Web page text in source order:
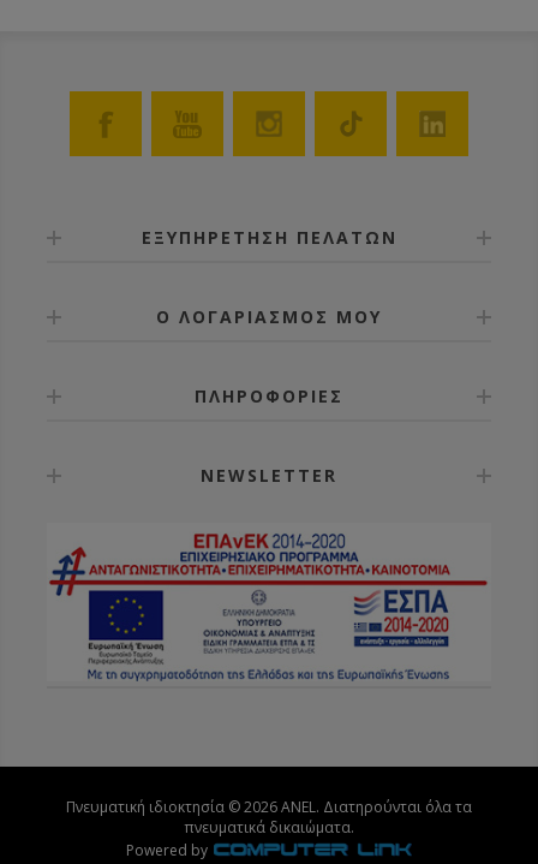
ΕΞΥΠΗΡΕΤΗΣΗ ΠΕΛΑΤΩΝ
Ο ΛΟΓΑΡΙΑΣΜΟΣ ΜΟΥ
ΠΛΗΡΟΦΟΡΙΕΣ
NEWSLETTER
Πνευματική ιδιοκτησία © 2026 ANEL. Διατηρούνται όλα τα
πνευματικά δικαιώματα.
Powered by